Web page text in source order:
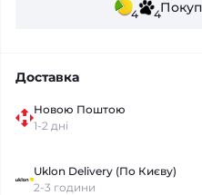
4 4
Доставка
Новою Поштою
1-2 дні
Uklon Delivery (По Києву)
2-3 години